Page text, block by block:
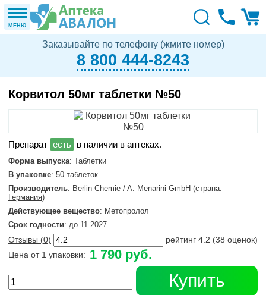
МЕНЮ
Заказывайте по телефону (жмите номер)
8 800 444-8243
Корвитол 50мг таблетки №50
в наличии в аптеках.
Форма выпуска: Таблетки
В упаковке: 50 таблеток
Производитель: Berlin-Chemie / A. Menarini GmbH (страна:
Германия)
Действующее вещество: Метопролол
Срок годности: до 11.2027
Отзывы (0) рейтинг 4.2 (38 оценок)
Цена от 1 упаковки: 1 790 руб.
Купить